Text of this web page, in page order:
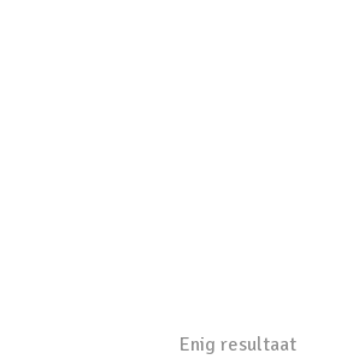
Enig resultaat